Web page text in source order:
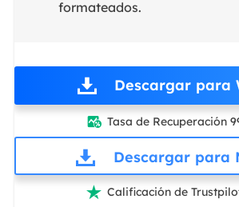
formateados.
Descargar para
 Tasa de Recuperación
Descargar para
 Calificación de